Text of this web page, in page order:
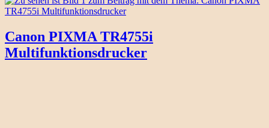
Canon PIXMA TR4755i
Multifunktionsdrucker